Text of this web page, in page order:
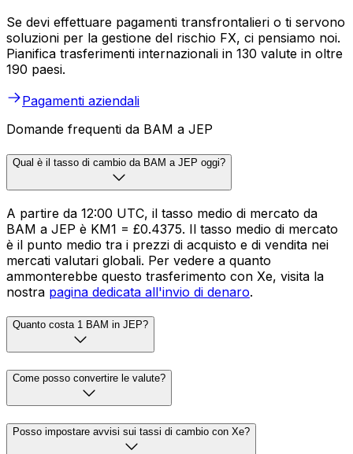
Se devi effettuare pagamenti transfrontalieri o ti servono
soluzioni per la gestione del rischio FX, ci pensiamo noi.
Pianifica trasferimenti internazionali in 130 valute in oltre
190 paesi.
Pagamenti aziendali
Domande frequenti da BAM a JEP
Qual è il tasso di cambio da BAM a JEP oggi?
A partire da 12:00 UTC, il tasso medio di mercato da
BAM a JEP è KM1 = £0.4375. Il tasso medio di mercato
è il punto medio tra i prezzi di acquisto e di vendita nei
mercati valutari globali. Per vedere a quanto
ammonterebbe questo trasferimento con Xe, visita la
nostra pagina dedicata all'invio di denaro.
Quanto costa 1 BAM in JEP?
Come posso convertire le valute?
Posso impostare avvisi sui tassi di cambio con Xe?